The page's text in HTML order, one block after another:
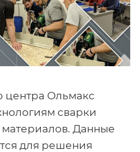
центра Ольмакс
сварки
Данные
для решения